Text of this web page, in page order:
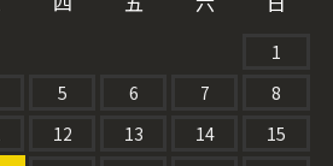
1
5 6 7
8
12 13 14
15